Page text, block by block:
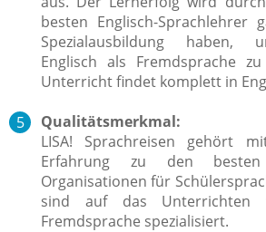
besten Englisch-Sprachlehrer
Spezialausbildung haben,
Englisch als Fremdsprache
Unterricht findet komplett in
Qualitätsmerkmal:
LISA! Sprachreisen gehört
Erfahrung zu den
Organisationen für
sind auf das Unterrichten
Fremdsprache spezialisiert.